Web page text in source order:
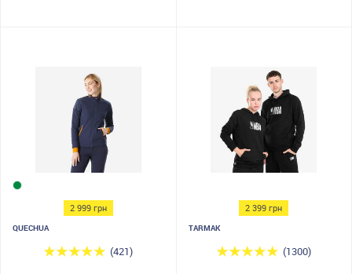
2 999 грн
QUECHUA
(421)
2 399 грн
TARMAK
(1300)